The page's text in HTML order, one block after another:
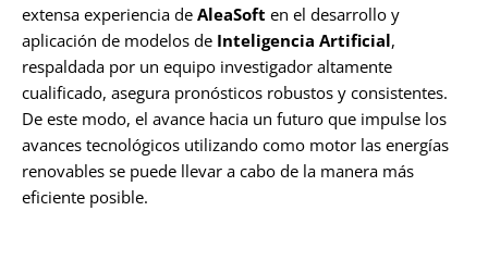
extensa experiencia de AleaSoft en el desarrollo y
aplicación de modelos de Inteligencia Artificial,
respaldada por un equipo investigador altamente
cualificado, asegura pronósticos robustos y consistentes.
De este modo, el avance hacia un futuro que impulse los
avances tecnológicos utilizando como motor las energías
renovables se puede llevar a cabo de la manera más
eficiente posible.